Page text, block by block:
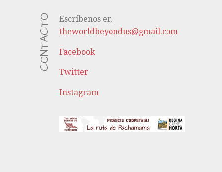
CONTACTO
Escríbenos en
theworldbeyondus@gmail.com
Facebook
Twitter
Instagram